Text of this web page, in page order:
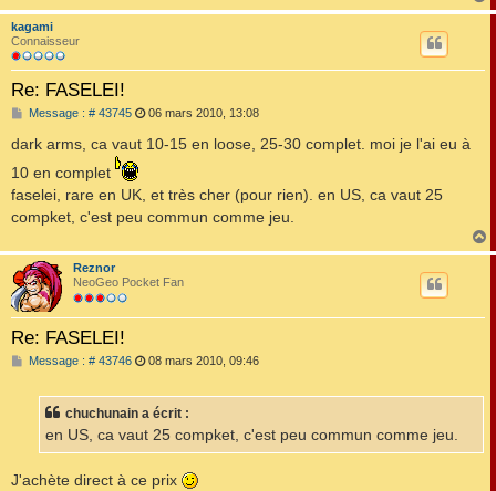
a
kagami
Connaisseur
Re: FASELEI!
Message : # 43745M
s
a
g
e
06 mars 2010, 13:08
dark arms, ca vaut 10-15 en loose, 25-30 complet. moi je l'ai eu à
10 en complet
faselei, rare en UK, et très cher (pour rien). en US, ca vaut 25
compket, c'est peu commun comme jeu.
a
Reznor
NeoGeo Pocket Fan
Re: FASELEI!
Message : # 43746M
a
g
08 mars 2010, 09:46
chuchunain a écrit :
en US, ca vaut 25 compket, c'est peu commun comme jeu.
J'achète direct à ce prix